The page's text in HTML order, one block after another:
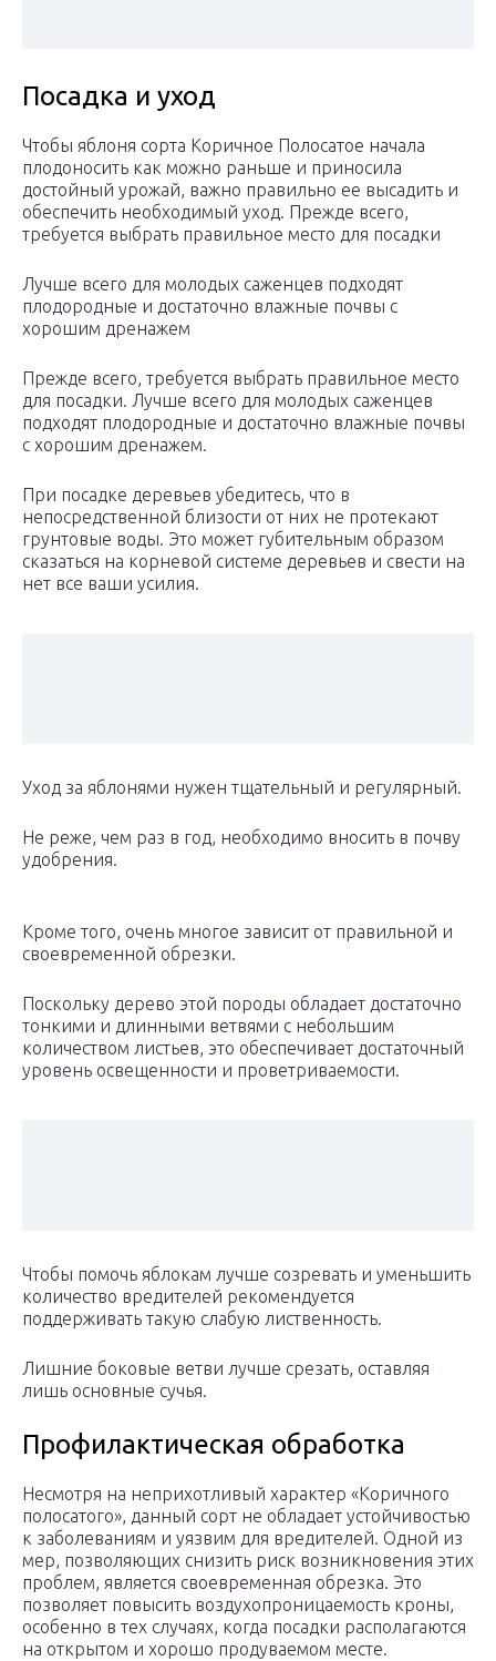
Посадка и уход
Чтобы яблоня сорта Коричное Полосатое начала
плодоносить как можно раньше и приносила
достойный урожай, важно правильно ее высадить и
обеспечить необходимый уход. Прежде всего,
требуется выбрать правильное место для посадки
Лучше всего для молодых саженцев подходят
плодородные и достаточно влажные почвы с
хорошим дренажем
Прежде всего, требуется выбрать правильное место
для посадки. Лучше всего для молодых саженцев
подходят плодородные и достаточно влажные почвы
с хорошим дренажем.
При посадке деревьев убедитесь, что в
непосредственной близости от них не протекают
грунтовые воды. Это может губительным образом
сказаться на корневой системе деревьев и свести на
нет все ваши усилия.
Уход за яблонями нужен тщательный и регулярный.
Не реже, чем раз в год, необходимо вносить в почву
удобрения.
Кроме того, очень многое зависит от правильной и
своевременной обрезки.
Поскольку дерево этой породы обладает достаточно
тонкими и длинными ветвями с небольшим
количеством листьев, это обеспечивает достаточный
уровень освещенности и проветриваемости.
Чтобы помочь яблокам лучше созревать и уменьшить
количество вредителей рекомендуется
поддерживать такую слабую лиственность.
Лишние боковые ветви лучше срезать, оставляя
лишь основные сучья.
Профилактическая обработка
Несмотря на неприхотливый характер «Коричного
полосатого», данный сорт не обладает устойчивостью
к заболеваниям и уязвим для вредителей. Одной из
мер, позволяющих снизить риск возникновения этих
проблем, является своевременная обрезка. Это
позволяет повысить воздухопроницаемость кроны,
особенно в тех случаях, когда посадки располагаются
на открытом и хорошо продуваемом месте.